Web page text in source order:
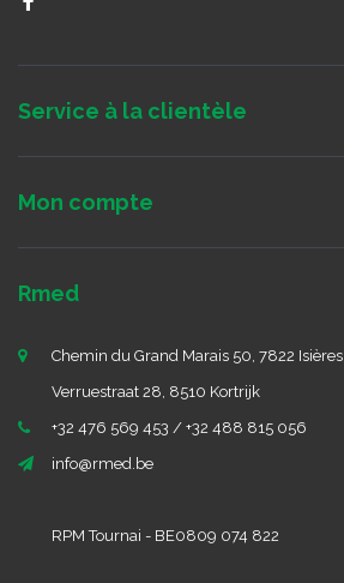
Service à la clientèle
Mon compte
Rmed
Chemin du Grand Marais 50, 7822 Isières
Verruestraat 28, 8510 Kortrijk
+32 476 569 453 / +32 488 815 056
info@rmed.be
RPM Tournai - BE0809 074 822